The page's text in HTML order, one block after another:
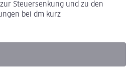
Steuersenkung und zu den
bei dm kurz